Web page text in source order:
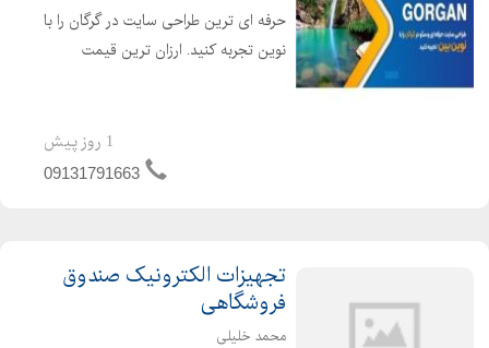
حرفه ای ترین طراحی سایت در گرگان را با
نوین تجربه کنید. ارزان ترین قیمت
در گرگان توسط تیم حرفه ای نوین بین
1 روز پیش
09131791663
تجهیزات الکترونیک صندوق
فروشگاهی
محمد خلیلی